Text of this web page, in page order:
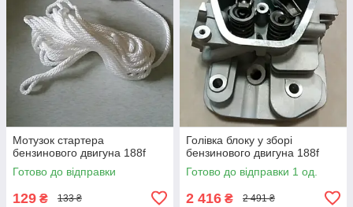
Мотузок стартера
бензинового двигуна 188f
Готово до відправки
129 ₴ 133 ₴
Голівка блоку у зборі
бензинового двигуна 188f
Готово до відправки 1 од.
2 416 ₴ 2 491 ₴